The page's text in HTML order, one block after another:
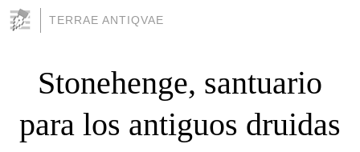
TERRAE ANTIQVAE
Stonehenge, santuario
para los antiguos druidas